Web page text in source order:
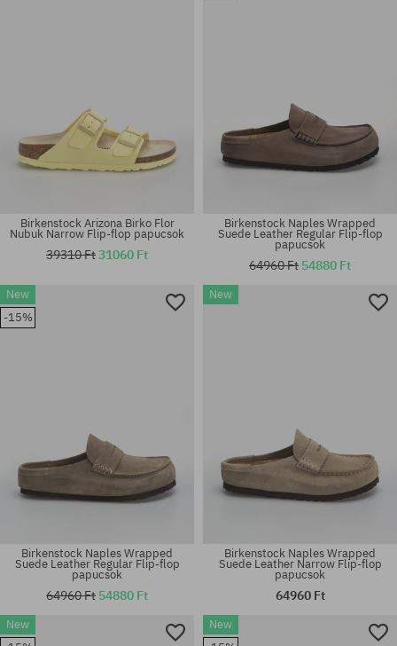
Elérhető méretek:
36; 37; 38; 39; 40; 41
Elérhető méretek:
Elérhető méretek:
36; 37; 38; 41
Birkenstock Arizona Birko Flor
Nubuk Narrow Flip-flop papucsok
39310 Ft31060 Ft
Elérhető méretek:
42; 43; 44; 45; 46
Birkenstock Naples Wrapped
Suede Leather Regular Flip-flop
papucsok
64960 Ft 54880 Ft
New
-15%
Birkenstock Naples Wrapped
Suede Leather Regular Flip-flop
papucsok
64960 Ft 54880 Ft
New
Birkenstock Naples Wrapped
Suede Leather Narrow Flip-flop
papucsok
64960 Ft
New
New